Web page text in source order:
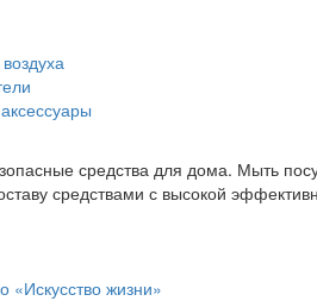
средства для дома. Мыть
средствами с высокой
«Искусство жизни»